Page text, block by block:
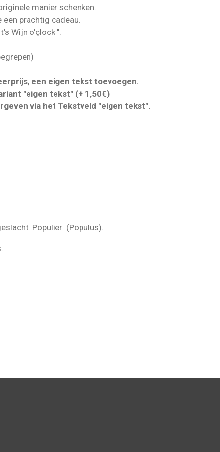
manier schenken.
prachtig cadeau.
Wijn o'çlock ".
een eigen tekst toevoegen.
"eigen tekst" (+ 1,50€)
via het Tekstveld "eigen tekst".
Populier (Populus).